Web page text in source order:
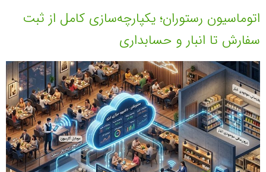
اتوماسیون رستوران؛ یکپارچه‌سازی کامل از ثبت
سفارش تا انبار و حسابداری